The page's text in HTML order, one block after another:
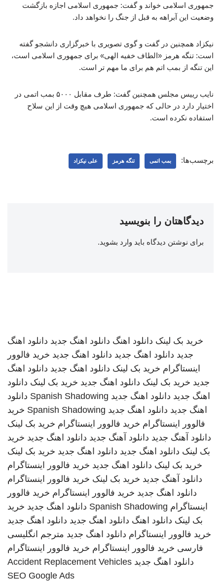
جمهوری اسلامی خواند و گفت: جمهوری اسلامی اجازه بازگشت
وضعیت این آبراهه به قبل از جنگ را نخواهد داد.
نیکزاد همچنین در گفت و گوی تصویری با خبرگزاری دانشجو گفته
است: تنگه هرمز «الطاف خفیه الهی» برای جمهوری اسلامی است،
این تنگه از بمب اتم هم برای ما مهم تر است.
نایب رییس مجلس همچنین گفت: طرف مقابل ۵۰۰۰ بمب اتمی در
اختیار دارد در حالی که جمهوری اسلامی هیچ وقت از این سلاح
استفاده نکرده است.
برچسب‌ها: بمب اتمی تنگه هرمز علی نیکزاد
دیدگاهتان را بنویسید
برای نوشتن دیدگاه باید وارد بشوید.
خرید بک لینک دانلود اهنگ دانلود اهنگ جدید دانلود اهنگ
جدید دانلود اهنگ جدید دانلود اهنگ جدید خرید فالوور
اینستاگرام خرید بک لینک دانلود اهنگ جدید دانلود اهنگ
جدید خرید بک لینک دانلود اهنگ جدید خرید بک لینک دانلود
اهنگ جدید دانلود اهنگ جدید Spanish Shadowing دانلود
اهنگ جدید دانلود اهنگ جدید Spanish Shadowing خرید
فالوور اینستاگرام خرید فالوور اینستاگرام خرید بک لینک
دانلود آهنگ جدید دانلود آهنگ جدید دانلود اهنگ جدید خرید
بک لینک دانلود اهنگ جدید دانلود اهنگ جدید خرید بک لینک
خرید بک لینک دانلود اهنگ جدید خرید فالوور اینستاگرام
دانلود آهنگ جدید خرید بک لینک خرید فالوور اینستاگرام
دانلود اهنگ جدید خرید فالوور اینستاگرام خرید فالوور
اینستاگرام Spanish Shadowing دانلود اهنگ جدید خرید
بک لینک دانلود اهنگ دانلود اهنگ جدید دانلود اهنگ جدید
خرید فالوور اینستاگرام دانلود اهنگ جدید مترجم انگلیسی
فارسی خرید فالوور اینستاگرام خرید فالوور اینستاگرام
دانلود اهنگ جدید Accident Replacement Vehicles
SEO Google Ads